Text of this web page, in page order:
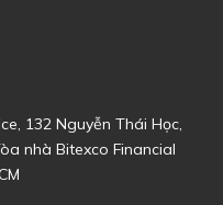
132 Nguyễn Thái Học,
nhà Bitexco Financial